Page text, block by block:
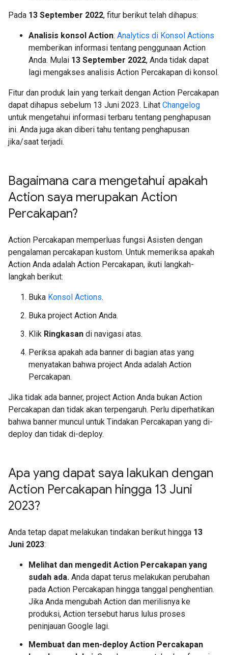
Pada 13 September 2022, fitur berikut telah dihapus:
Analisis konsol Action: Analytics di Konsol Actions
memberikan informasi tentang penggunaan Action
Anda. Mulai 13 September 2022, Anda tidak dapat
lagi mengakses analisis Action Percakapan di konsol.
Fitur dan produk lain yang terkait dengan Action Percakapan
dapat dihapus sebelum 13 Juni 2023. Lihat Changelog
untuk mengetahui informasi terbaru tentang penghapusan
ini. Anda juga akan diberi tahu tentang penghapusan
jika/saat terjadi.
Bagaimana cara mengetahui apakah
Action saya merupakan Action
Percakapan?
Action Percakapan memperluas fungsi Asisten dengan
pengalaman percakapan kustom. Untuk memeriksa apakah
Action Anda adalah Action Percakapan, ikuti langkah-
langkah berikut:
Buka Konsol Actions.
Buka project Action Anda.
Klik Ringkasan di navigasi atas.
Periksa apakah ada banner di bagian atas yang
menyatakan bahwa project Anda adalah Action
Percakapan.
Jika tidak ada banner, project Action Anda bukan Action
Percakapan dan tidak akan terpengaruh. Perlu diperhatikan
bahwa banner muncul untuk Tindakan Percakapan yang di-
deploy dan tidak di-deploy.
Apa yang dapat saya lakukan dengan
Action Percakapan hingga 13 Juni
2023?
Anda tetap dapat melakukan tindakan berikut hingga 13
Juni 2023:
Melihat dan mengedit Action Percakapan yang
sudah ada. Anda dapat terus melakukan perubahan
pada Action Percakapan hingga tanggal penghentian.
Jika Anda mengubah Action dan merilisnya ke
produksi, Action tersebut harus lulus proses
peninjauan Google lagi.
Membuat dan men-deploy Action Percakapan